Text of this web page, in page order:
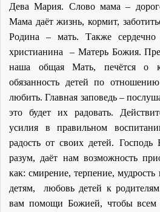
Дева Мария. Слово мама –
Мама даёт жизнь, кормит,
Родина – мать. Также сердечно
христианина – Матерь Божия.
наша общая Мать, печётся о
обязанность детей по
любить. Главная заповедь –
это будет их радовать.
усилия в правильном
радость от своих детей. Господь
разум, даёт нам возможность
как: смирение, терпение,
детям, любовь детей к
вам помощи Божией, чтобы всем